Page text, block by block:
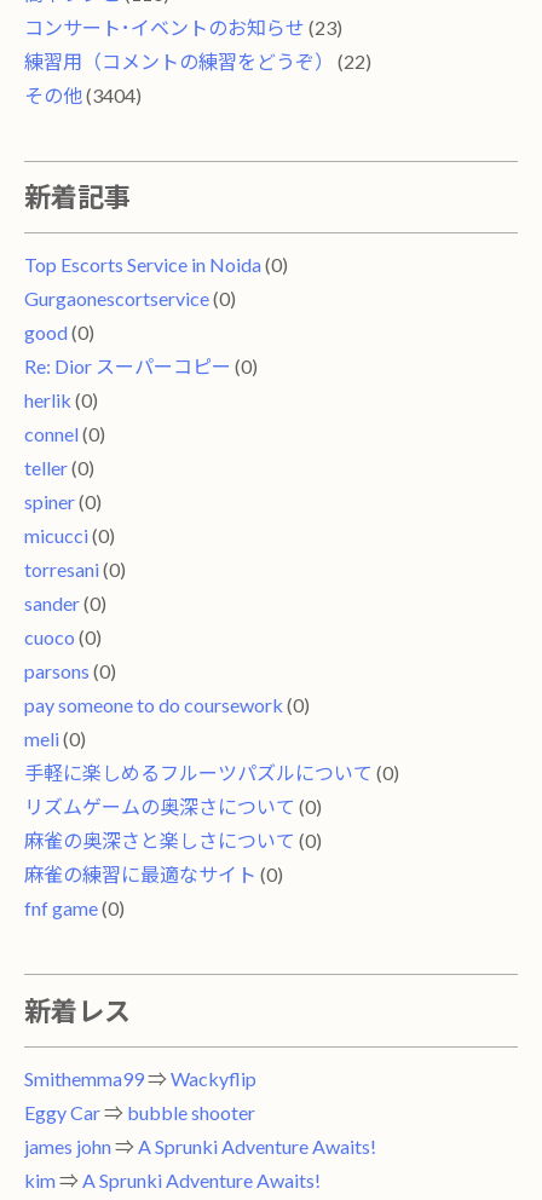
コンサート･イベントのお知らせ (23)
練習用（コメントの練習をどうぞ）
(22)
その他 (3404)
新着記事
Top Escorts Service in Noida(0)
Gurgaonescortservice(0)
good(0)
Re: Dior スーパーコピー (0)
herlik (0)
connel(0)
teller(0)
spiner(0)
micucci(0)
torresani(0)
sander(0)
cuoco (0)
parsons (0)
pay someone to do coursework (0)
meli(0)
手軽に楽しめるフルーツパズルについて (0)
リズムゲームの奥深さについて (0)
麻雀の奥深さと楽しさについて (0)
麻雀の練習に最適なサイト (0)
fnf game(0)
新着レス
Smithemma99⇒ Wackyflip
Eggy Car⇒ bubble shooter
james john⇒ A Sprunki Adventure Awaits!
kim⇒ A Sprunki Adventure Awaits!